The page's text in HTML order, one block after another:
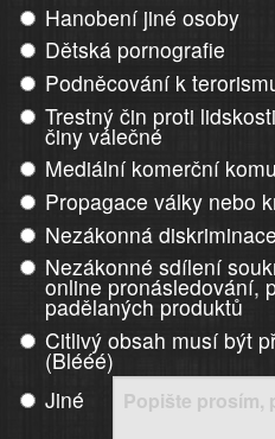
Hanobení jiné osoby
Dětská pornografie
Podněcování k
Trestný čin proti
činy válečné
Mediální komerční
Propagace války nebo
Nezákonná diskriminace
Nezákonné sdílení
online pronásledování,
padělaných produktů
Citlivý obsah musí být
(Blééé)
Jiné